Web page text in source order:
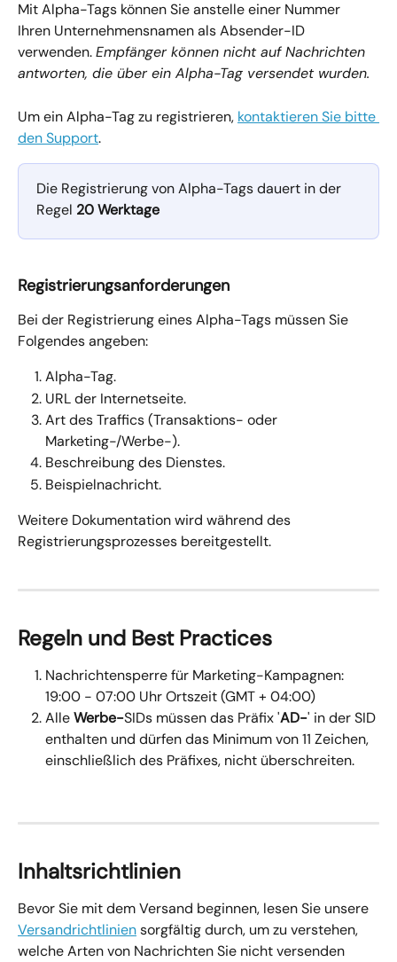
Mit Alpha-Tags können Sie anstelle einer Nummer
Ihren Unternehmensnamen als Absender-ID
verwenden. Empfänger können nicht auf Nachrichten
antworten, die über ein Alpha-Tag versendet wurden.
Um ein Alpha-Tag zu registrieren, kontaktieren Sie bitte
den Support.
Die Registrierung von Alpha-Tags dauert in der
Regel 20 Werktage
Registrierungsanforderungen
Bei der Registrierung eines Alpha-Tags müssen Sie
Folgendes angeben:
Alpha-Tag.
URL der Internetseite.
Art des Traffics (Transaktions- oder
Marketing-/Werbe-).
Beschreibung des Dienstes.
Beispielnachricht.
Weitere Dokumentation wird während des
Registrierungsprozesses bereitgestellt.
Regeln und Best Practices
Nachrichtensperre für Marketing-Kampagnen:
19:00 - 07:00 Uhr Ortszeit (GMT + 04:00)
Alle Werbe-SIDs müssen das Präfix 'AD-' in der SID
enthalten und dürfen das Minimum von 11 Zeichen,
einschließlich des Präfixes, nicht überschreiten.
Inhaltsrichtlinien
Bevor Sie mit dem Versand beginnen, lesen Sie unsere
Versandrichtlinien sorgfältig durch, um zu verstehen,
welche Arten von Nachrichten Sie nicht versenden